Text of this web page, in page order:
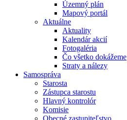
Územný plán
Mapový portál
Aktuálne
Aktuality
Kalendár akcií
Fotogaléria
Čo všetko dokážeme
Straty a nálezy
Samospráva
Starosta
Zástupca starostu
Hlavný kontrolór
Komisie
Obecné zastupiteľstvo